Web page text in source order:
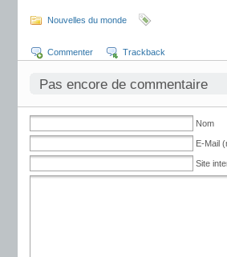
Nouvelles du monde
Commenter Trackback
Pas encore de commentaire
Nom
E-Mail
Site